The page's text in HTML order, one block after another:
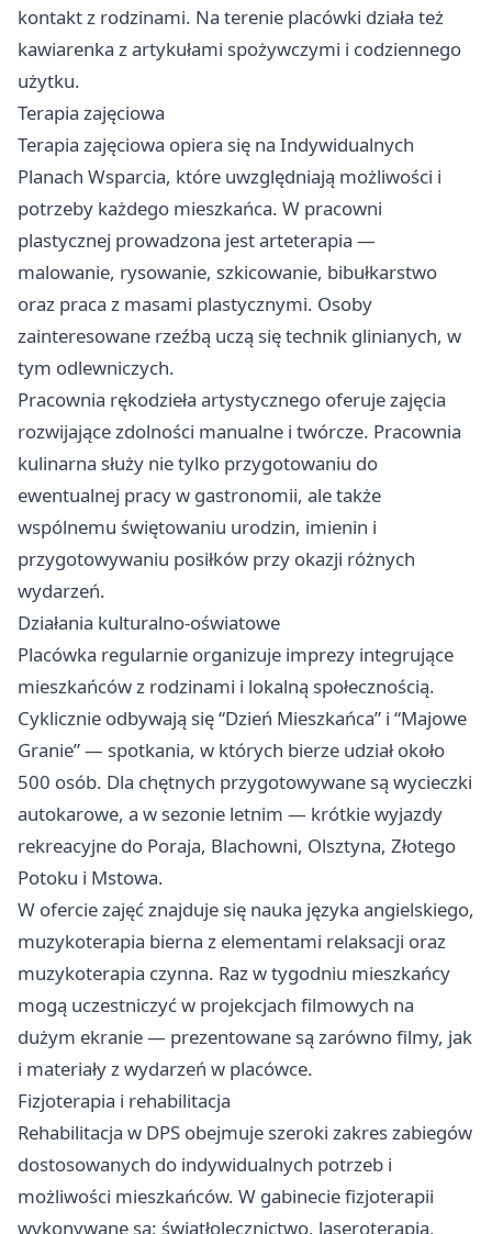
kontakt z rodzinami. Na terenie placówki działa też
kawiarenka z artykułami spożywczymi i codziennego
użytku.
Terapia zajęciowa
Terapia zajęciowa opiera się na Indywidualnych
Planach Wsparcia, które uwzględniają możliwości i
potrzeby każdego mieszkańca. W pracowni
plastycznej prowadzona jest arteterapia —
malowanie, rysowanie, szkicowanie, bibułkarstwo
oraz praca z masami plastycznymi. Osoby
zainteresowane rzeźbą uczą się technik glinianych, w
tym odlewniczych.
Pracownia rękodzieła artystycznego oferuje zajęcia
rozwijające zdolności manualne i twórcze. Pracownia
kulinarna służy nie tylko przygotowaniu do
ewentualnej pracy w gastronomii, ale także
wspólnemu świętowaniu urodzin, imienin i
przygotowywaniu posiłków przy okazji różnych
wydarzeń.
Działania kulturalno-oświatowe
Placówka regularnie organizuje imprezy integrujące
mieszkańców z rodzinami i lokalną społecznością.
Cyklicznie odbywają się “Dzień Mieszkańca” i “Majowe
Granie” — spotkania, w których bierze udział około
500 osób. Dla chętnych przygotowywane są wycieczki
autokarowe, a w sezonie letnim — krótkie wyjazdy
rekreacyjne do Poraja, Blachowni, Olsztyna, Złotego
Potoku i Mstowa.
W ofercie zajęć znajduje się nauka języka angielskiego,
muzykoterapia bierna z elementami relaksacji oraz
muzykoterapia czynna. Raz w tygodniu mieszkańcy
mogą uczestniczyć w projekcjach filmowych na
dużym ekranie — prezentowane są zarówno filmy, jak
i materiały z wydarzeń w placówce.
Fizjoterapia i rehabilitacja
Rehabilitacja w DPS obejmuje szeroki zakres zabiegów
dostosowanych do indywidualnych potrzeb i
możliwości mieszkańców. W gabinecie fizjoterapii
wykonywane są: światłolecznictwo, laseroterapia,